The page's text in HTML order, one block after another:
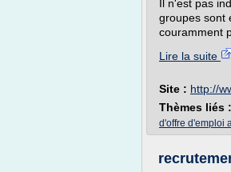
Il n'est pas
groupes sont
couramment
Lire la suite
Site : http://
Thèmes liés :
d'offre d'emploi